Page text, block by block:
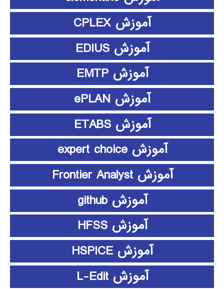
آموزش CPLEX
آموزش EDIUS
آموزش EMTP
آموزش ePLAN
آموزش ETABS
آموزش expert choice
آموزش Frontier Analyst
آموزش github
آموزش HFSS
آموزش HSPICE
آموزش L-Edit